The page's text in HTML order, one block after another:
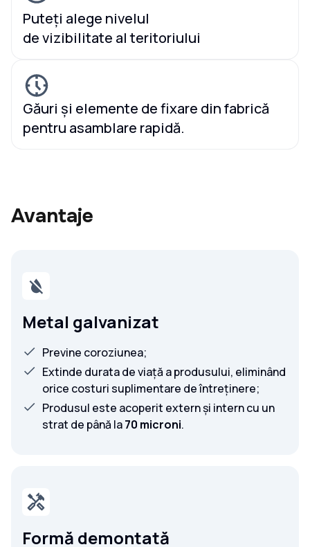
Puteți alege nivelul
de vizibilitate al teritoriului
Găuri și elemente de fixare din fabrică
pentru asamblare rapidă.
Avantaje
Metal galvanizat
Previne coroziunea;
Extinde durata de viață a produsului, eliminând
orice costuri suplimentare de întreținere;
Produsul este acoperit extern și intern cu un
strat de până la70 microni.
Formă demontată